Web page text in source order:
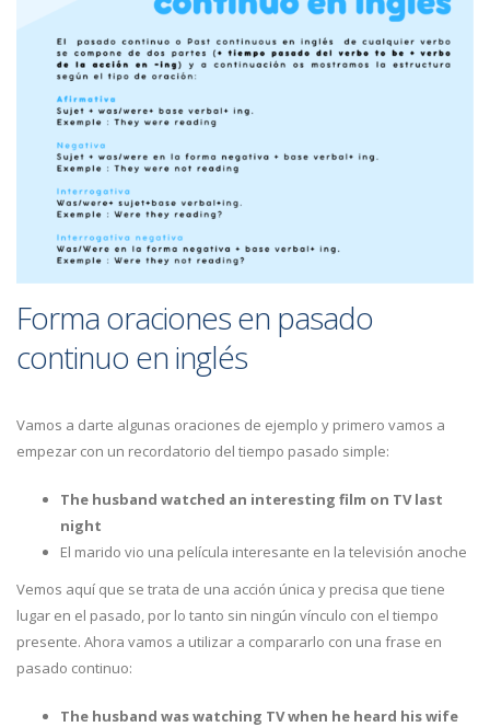
Forma oraciones en pasado
continuo en inglés
Vamos a darte algunas oraciones de ejemplo y primero vamos a
empezar con un recordatorio del tiempo pasado simple:
The husband watched an interesting film on TV last
night
El marido vio una película interesante en la televisión anoche
Vemos aquí que se trata de una acción única y precisa que tiene
lugar en el pasado, por lo tanto sin ningún vínculo con el tiempo
presente. Ahora vamos a utilizar a compararlo con una frase en
pasado continuo:
The husband was watching TV when he heard his wife